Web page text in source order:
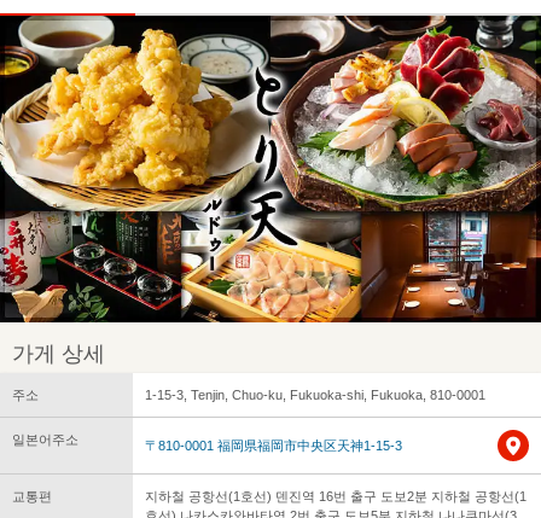
가게 상세
주소 1-15-3, Tenjin, Chuo-ku, Fukuoka-shi, Fukuoka, 810-0001
일본어주소 〒810-0001 福岡県福岡市中央区天神1-15-3
교통편
지하철 공항선(1호선) 덴진역 16번 출구 도보2분 지하철 공항선(1
호선) 나카스카와바타역 2번 출구 도보5분 지하철 나나쿠마선(3